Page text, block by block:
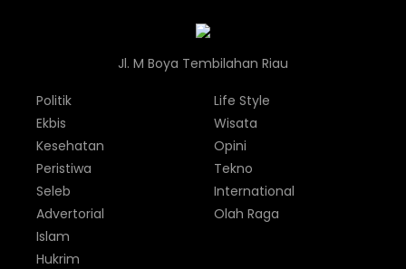
Jl. M Boya Tembilahan Riau
Politik
Ekbis
Kesehatan
Peristiwa
Seleb
Advertorial
Life Style
Wisata
Opini
Tekno
International
Olah Raga
Islam
Hukrim